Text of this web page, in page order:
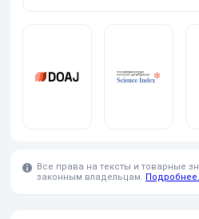
Все права на тексты и товарные
законным владельцам.